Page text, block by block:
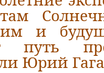
и
путь
Юрий